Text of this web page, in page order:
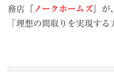
務店『 ノークホームズ 』
「理想の間取りを実現する